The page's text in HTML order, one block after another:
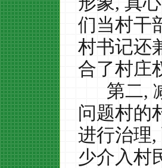
们当村干
村书记还
合了村庄
第二,
问题村的
进行治理,
少介入村